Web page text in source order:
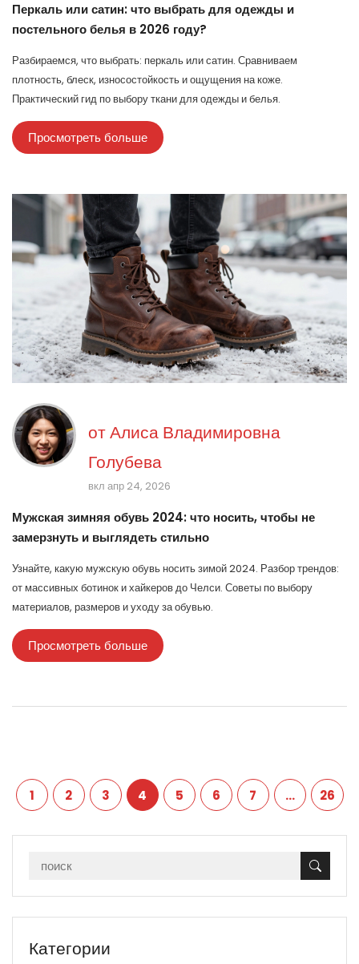
Перкаль или сатин: что выбрать для одежды и
постельного белья в 2026 году?
Разбираемся, что выбрать: перкаль или сатин. Сравниваем
плотность, блеск, износостойкость и ощущения на коже.
Практический гид по выбору ткани для одежды и белья.
Просмотреть больше
отАлиса Владимировна
Голубева
вкл апр 24, 2026
Мужская зимняя обувь 2024: что носить, чтобы не
замерзнуть и выглядеть стильно
Узнайте, какую мужскую обувь носить зимой 2024. Разбор трендов:
от массивных ботинок и хайкеров до Челси. Советы по выбору
материалов, размеров и уходу за обувью.
Просмотреть больше
1 2 3 4 5 6 7 … 26
Категории